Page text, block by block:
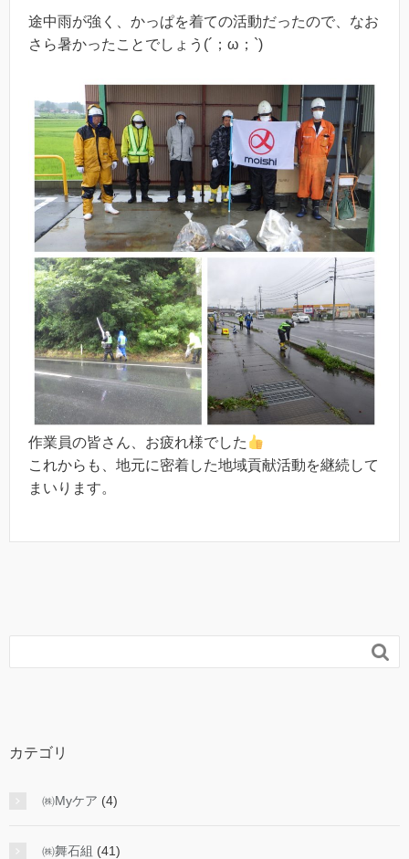
途中雨が強く、かっぱを着ての活動だったので、なお
さら暑かったことでしょう(´；ω；`)
作業員の皆さん、お疲れ様でした
これからも、地元に密着した地域貢献活動を継続して
まいります。

カテゴリ
㈱Myケア (4)
㈱舞石組 (41)